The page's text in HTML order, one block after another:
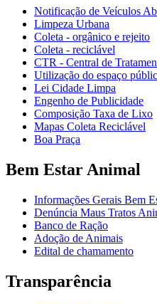
Notificação de Veículos
Limpeza Urbana
Coleta - orgânico e rejeito
Coleta - reciclável
CTR - Central de
Utilização do espaço
Lei Cidade Limpa
Engenho de Publicidade
Composição Taxa de Lixo
Mapas Coleta Reciclável
Boa Praça
Bem Estar Animal
Informações Gerais Bem
Denúncia Maus Tratos
Banco de Ração
Adoção de Animais
Edital de chamamento
Transparência